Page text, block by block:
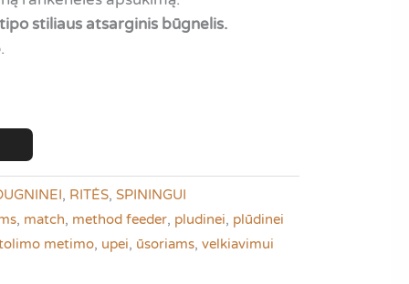
stiliaus atsarginis būgnelis.
, RITĖS, SPININGUI
, match, method feeder, pludinei, plūdinei
metimo, upei, ūsoriams, velkiavimui